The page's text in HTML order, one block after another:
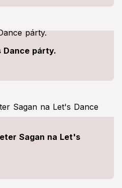
Dance párty.
Sagan na Let's